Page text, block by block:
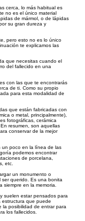
cerca, lo más habitual es
no es el único material
de mármol, o de lápidas
su gran dureza y
pero esto no es lo único
te explicamos las
que necesitas cuando el
del fallecido en una
con las que te encontrarás
de ti. Como su propio
para esta modalidad de
que están fabricadas con
o metal, principalmente),
fotográficas, cerámica
resumen, son aquellas
conservar de la mejor
un poco en la línea de las
podemos encontrar
de porcelana,
etc.
un monumento o
querido. Es una bonita
en la memoria.
suelen estar pensados para
estructura que puede
la posibilidad de entrar para
los fallecidos.